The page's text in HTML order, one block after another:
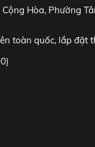
Hòa, Phường
toàn quốc, lắp đặt